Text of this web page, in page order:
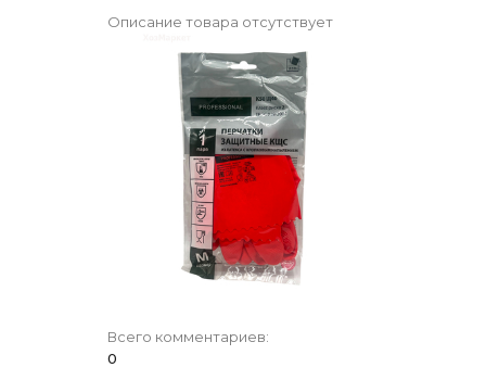
Описание товара отсутствует
Всего комментариев:
0